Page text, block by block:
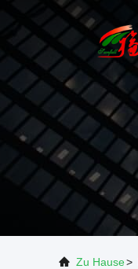
Zu Hause>